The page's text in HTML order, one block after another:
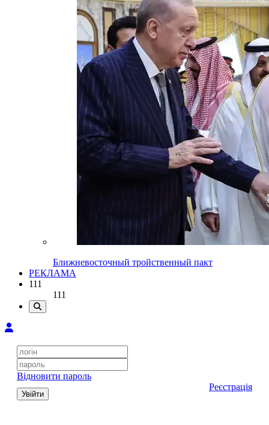
Ближневосточный тройственный пакт
РЕКЛАМА
111
111
Відновити пароль
Увійти
Реєстрація